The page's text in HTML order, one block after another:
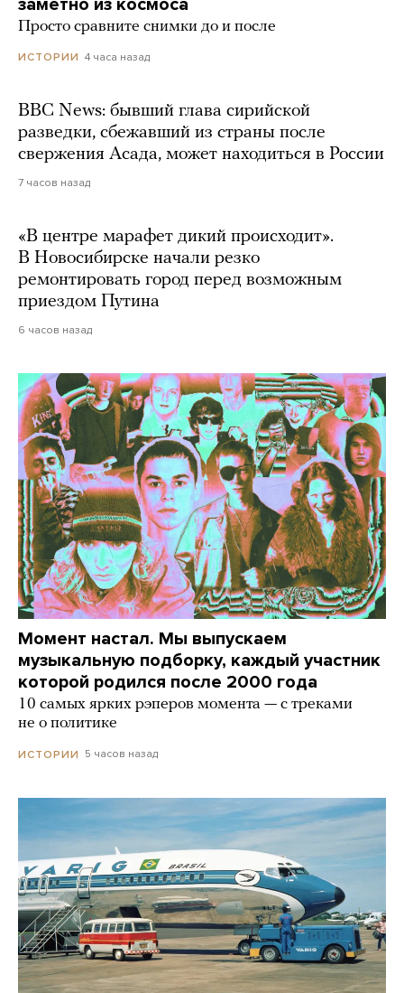
заметно из космоса
Просто сравните снимки до и после
ИСТОРИИ 4 часа назад
BBC News: бывший глава сирийской
разведки, сбежавший из страны после
свержения Асада, может находиться в России
7 часов назад
«В центре марафет дикий происходит».
В Новосибирске начали резко
ремонтировать город перед возможным
приездом Путина
6 часов назад
Момент настал. Мы выпускаем
музыкальную подборку, каждый участник
которой родился после 2000 года
10 самых ярких рэперов момента — с треками
не о политике
ИСТОРИИ 5 часов назад